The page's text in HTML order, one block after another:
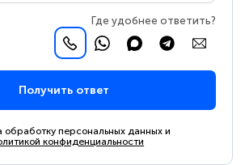
Где удобнее ответить?
Получить ответ
обработку персональных данных и
конфиденциальности